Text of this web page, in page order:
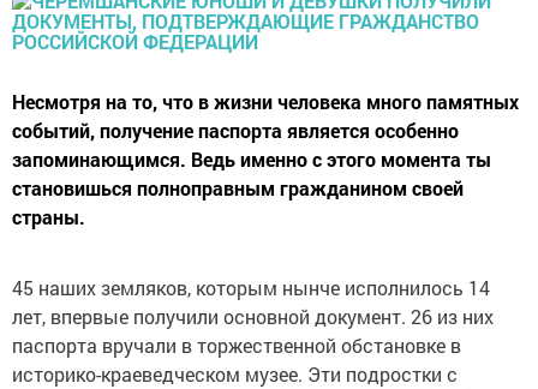
Несмотря на то, что в жизни человека много памятных
событий, получение паспорта является особенно
запоминающимся. Ведь именно с этого момента ты
становишься полноправным гражданином своей
страны.
45 наших земляков, которым нынче исполнилось 14
лет, впервые получили основной документ. 26 из них
паспорта вручали в торжественной обстановке в
историко-краеведческом музее. Эти подростки с